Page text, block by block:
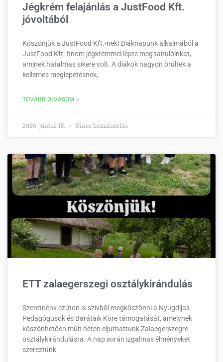
Jégkrém felajánlás a JustFood Kft.
jóvoltából
Köszönjük a JustFood Kft.-nek! Diáknapunk alkalmából a
JustFood Kft. finom jégkrémmel lepte meg tanulóinkat,
aminek hatalmas sikere volt. A diákok nagyon örültek a
kellemes meglepetésnek,
TOVÁBB OLVASOM »
2026. június 15. Nincs hozzászólás
ETT zalaegerszegi osztálykirándulás
Szeretnénk ezúton is szívből megköszönni a Nyugdíjas
Pedagógusok és Barátaik Köre támogatását, amelynek
köszönhetően múlt héten eljuthattunk Zalaegerszegre
osztálykirándulásra. A nap során izgalmas élményeket
szereztünk